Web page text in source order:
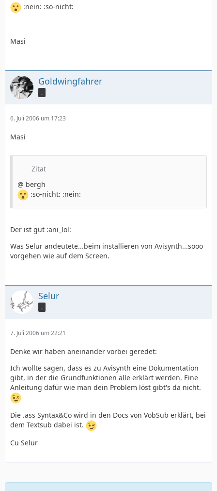
:nein: :so-nicht:
Masi
Goldwingfahrer
.
6. Juli 2006 um 17:23
Masi
Zitat
@ bergh
:so-nicht: :nein:
Der ist gut :ani_lol:
Was Selur andeutete...beim installieren von Avisynth...sooo
vorgehen wie auf dem Screen.
Selur
.
7. Juli 2006 um 22:21
Denke wir haben aneinander vorbei geredet:
Ich wollte sagen, dass es zu Avisynth eine Dokumentation
gibt, in der die Grundfunktionen alle erklärt werden. Eine
Anleitung dafür wie man dein Problem löst gibt's da nicht.
Die .ass Syntax&Co wird in den Docs von VobSub erklärt, bei
dem Textsub dabei ist.
Cu Selur